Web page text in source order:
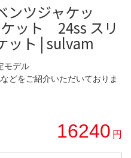
ンツジャケッ
ット 24ss スリ
ット | sulvam
モデル
どをご紹介いただいておりま
16240 円